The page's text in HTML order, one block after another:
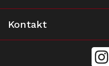
Kontakt